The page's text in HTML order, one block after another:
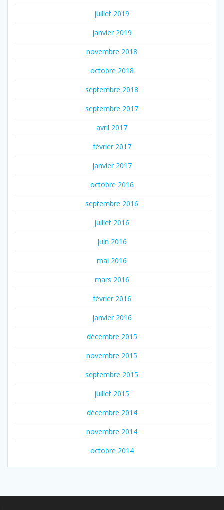
juillet 2019
janvier 2019
novembre 2018
octobre 2018
septembre 2018
septembre 2017
avril 2017
février 2017
janvier 2017
octobre 2016
septembre 2016
juillet 2016
juin 2016
mai 2016
mars 2016
février 2016
janvier 2016
décembre 2015
novembre 2015
septembre 2015
juillet 2015
décembre 2014
novembre 2014
octobre 2014